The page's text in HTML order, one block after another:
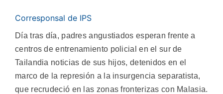
Corresponsal de IPS
Día tras día, padres angustiados esperan frente a
centros de entrenamiento policial en el sur de
Tailandia noticias de sus hijos, detenidos en el
marco de la represión a la insurgencia separatista,
que recrudeció en las zonas fronterizas con Malasia.